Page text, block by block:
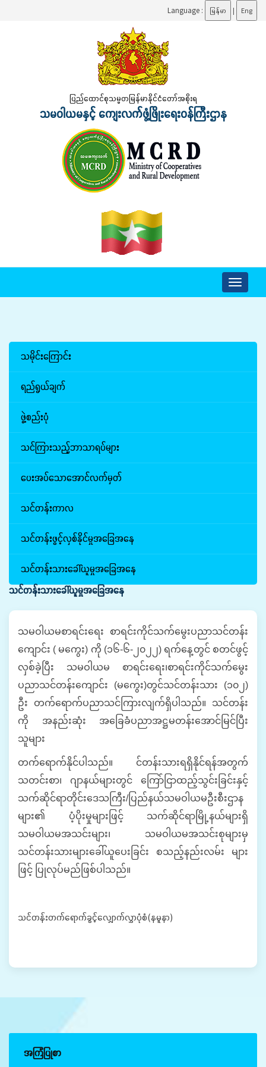
Language : မြန်မာ | Eng
ပြည်ထောင်စုသမ္မတမြန်မာနိုင်ငံတော်အစိုးရ
သမဝါယမနှင့် ကျေးလက်ဖွံ့ဖြိုးရေးဝန်ကြီးဌာန
Toggle
သမိုင်းကြောင်း
ရည်ရွယ်ချက်
ဖွဲ့စည်းပုံ
သင်ကြားသည့်ဘာသာရပ်များ
ပေးအပ်သောအောင်လက်မှတ်
သင်တန်းကာလ
သင်တန်းဖွင့်လှစ်နိုင်မှုအခြေအနေ
သင်တန်းသားခေါ်ယူမှုအခြေအနေ
သင်တန်းသားခေါ်ယူမှုအခြေအနေ
သမဝါယမစာရင်းရေး စာရင်းကိုင်သက်မွေးပညာသင်တန်း
ကျောင်း ( မကွေး) ကို (၁၆-၆-၂၀၂၂) ရက်နေ့တွင် စတင်ဖွင့်
လှစ်ခဲ့ပြီး သမဝါယမ စာရင်းရေး၊စာရင်းကိုင်သက်မွေး
ပညာသင်တန်းကျောင်း (မကွေး)တွင်သင်တန်းသား (၁၀၂)
ဦး တက်ရောက်ပညာသင်ကြားလျက်ရှိပါသည်။ သင်တန်း
ကို အနည်းဆုံး အခြေခံပညာအဋ္ဌမတန်းအောင်မြင်ပြီး
သူများ
တက်ရောက်နိုင်ပါသည်။ င်တန်းသားရရှိနိုင်ရန်အတွက်
သတင်းစာ၊ ဂျာနယ်များတွင် ကြော်ငြာထည့်သွင်းခြင်းနှင့်
သက်ဆိုင်ရာတိုင်းဒေသကြီး/ပြည်နယ်သမဝါယမဦးစီးဌာန
များ၏ ပံ့ပိုးမှုများဖြင့် သက်ဆိုင်ရာမြို့နယ်များရှိ
သမဝါယမအသင်းများ၊ သမဝါယမအသင်းစုများမှ
သင်တန်းသားများခေါ်ယူပေးခြင်း စသည့်နည်းလမ်း များ
ဖြင့် ပြုလုပ်မည်ဖြစ်ပါသည်။
သင်တန်းတက်ရောက်ခွင့်လျှောက်လွှာပုံစံ(နမူနာ)
အကြံပြုစာ